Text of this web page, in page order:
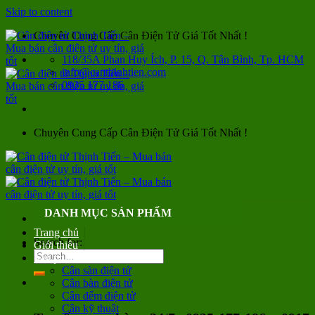
Skip to content
Chuyên Cung Cấp Cân Điện Tử Giá Tốt Nhất !
118/35A Phan Huy Ích, P. 15, Q. Tân Bình, Tp. HCM
info@canthinhtien.com
0935 177 186
Chuyên Cung Cấp Cân Điện Tử Giá Tốt Nhất !
Search for:
DANH MỤC SẢN PHẨM
Trang chủ
Giới thiệu
Sản phẩm
Cân sàn điện tử
Cân bàn điện tử
Cân đếm điện tử
Cân kỹ thuật